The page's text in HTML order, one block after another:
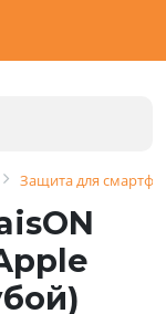
Защита для